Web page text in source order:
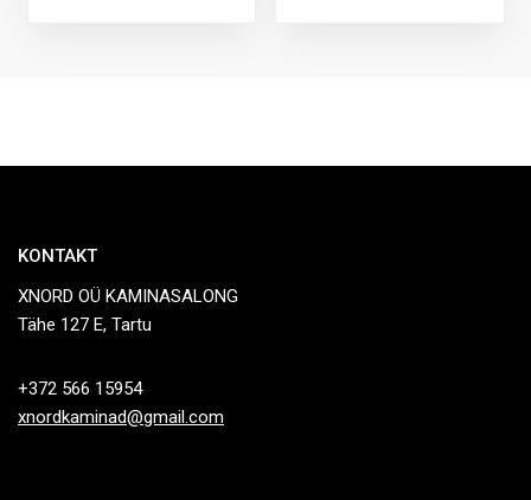
KONTAKT
XNORD OÜ KAMINASALONG
Tähe 127 E, Tartu
+372 566 15954
xnordkaminad@gmail.com